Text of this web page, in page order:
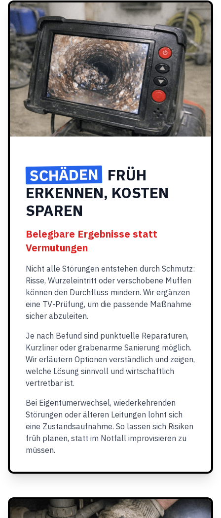
SCHÄDEN FRÜH
ERKENNEN, KOSTEN
SPAREN
Belegbare Ergebnisse statt
Vermutungen
Nicht alle Störungen entstehen durch Schmutz:
Risse, Wurzeleintritt oder verschobene Muffen
können den Durchfluss mindern. Wir ergänzen
eine TV-Prüfung, um die passende Maßnahme
sicher abzuleiten.
Je nach Befund sind punktuelle Reparaturen,
Kurzliner oder grabenarme Sanierung möglich.
Wir erläutern Optionen verständlich und zeigen,
welche Lösung sinnvoll und wirtschaftlich
vertretbar ist.
Bei Eigentümerwechsel, wiederkehrenden
Störungen oder älteren Leitungen lohnt sich
eine Zustandsaufnahme. So lassen sich Risiken
früh planen, statt im Notfall improvisieren zu
müssen.